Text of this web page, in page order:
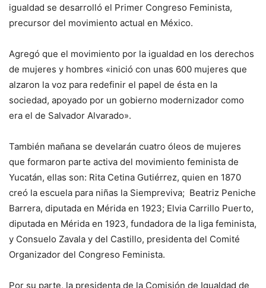
igualdad se desarrolló el Primer Congreso Feminista,
precursor del movimiento actual en México.
Agregó que el movimiento por la igualdad en los derechos
de mujeres y hombres «inició con unas 600 mujeres que
alzaron la voz para redefinir el papel de ésta en la
sociedad, apoyado por un gobierno modernizador como
era el de Salvador Alvarado».
También mañana se develarán cuatro óleos de mujeres
que formaron parte activa del movimiento feminista de
Yucatán, ellas son: Rita Cetina Gutiérrez, quien en 1870
creó la escuela para niñas la Siempreviva; Beatriz Peniche
Barrera, diputada en Mérida en 1923; Elvia Carrillo Puerto,
diputada en Mérida en 1923, fundadora de la liga feminista,
y Consuelo Zavala y del Castillo, presidenta del Comité
Organizador del Congreso Feminista.
Por su parte, la presidenta de la Comisión de Igualdad de